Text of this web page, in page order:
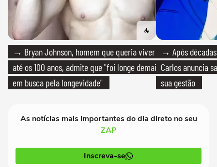
→ Bryan Johnson, homem que queria viver
até os 100 anos, admite que "foi longe demais
em busca pela longevidade"
→ Após
Carlos anuncia
sua gestão
As notícias mais importantes do dia direto no seu
ZAP
Inscreva-se